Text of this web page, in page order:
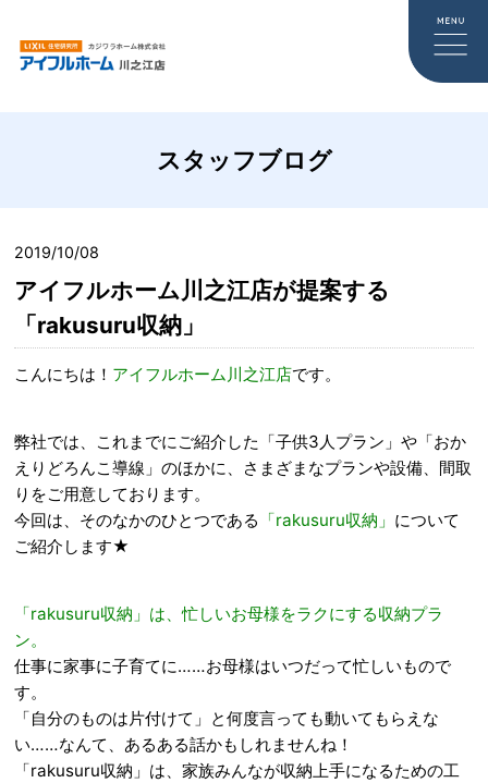
スタッフブログ
2019/10/08
アイフルホーム川之江店が提案する
「rakusuru収納」
こんにちは！ アイフルホーム川之江店です。
弊社では、これまでにご紹介した「子供3人プラン」や「おか
えりどろんこ導線」のほかに、さまざまなプランや設備、間取
りをご用意しております。
今回は、そのなかのひとつである 「rakusuru収納」 について
ご紹介します★
「rakusuru収納」は、忙しいお母様をラクにする収納プラ
ン。
仕事に家事に子育てに……お母様はいつだって忙しいもので
す。
「自分のものは片付けて」と何度言っても動いてもらえな
い……なんて、あるある話かもしれませんね！
「rakusuru収納」は、家族みんなが収納上手になるための工